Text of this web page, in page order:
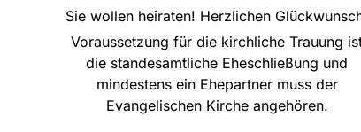
Sie wollen heiraten! Herzlichen
Voraussetzung für die kirchliche Trauung
die standesamtliche Eheschließung und
mindestens ein Ehepartner muss der
Evangelischen Kirche angehören.